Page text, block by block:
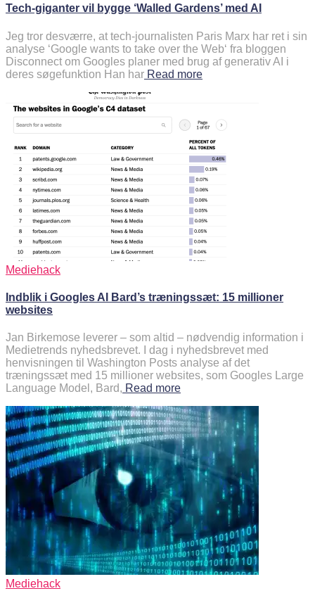
Tech-giganter vil bygge ‘Walled Gardens’ med AI
Jeg tror desværre, at tech-journalisten Paris Marx har ret i sin
analyse ‘Google wants to take over the Web‘ fra bloggen
Disconnect om Googles planer med brug af generativ AI i
deres søgefunktion Han har Read more
Mediehack
Indblik i Googles AI Bard’s træningssæt: 15 millioner
websites
Jan Birkemose leverer – som altid – nødvendig information i
Medietrends nyhedsbrevet. I dag i nyhedsbrevet med
henvisningen til Washington Posts analyse af det
træningssæt med 15 millioner websites, som Googles Large
Language Model, Bard, Read more
Mediehack